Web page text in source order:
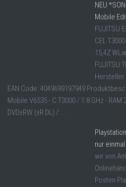
NEU
Mobile
FUJITSU
CEL
15,4Z
FUJITSU
Hersteller
EAN Code: 4049699197949
Mobile V6535 - C T3000 / 1.8 GHz - RAM
DVD±RW (±R DL) / ...
nur
wir von
Posten